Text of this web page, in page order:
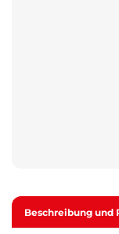
Beschreibung und